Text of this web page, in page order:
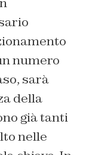
numero
sarà
della
già tanti
nelle